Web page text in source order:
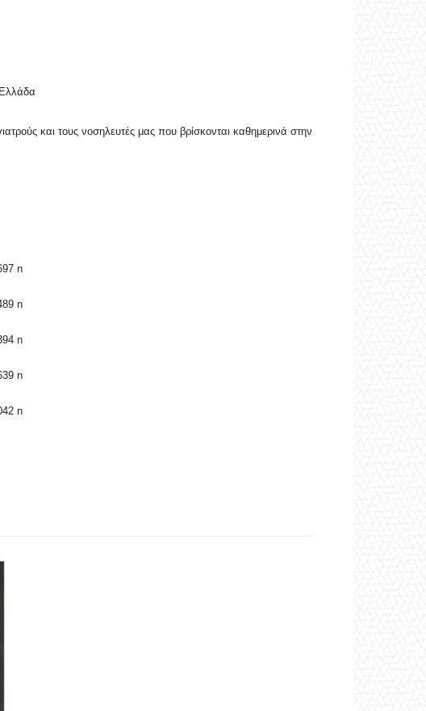
και τους νοσηλευτές μας που βρίσκονται καθημερινά στην